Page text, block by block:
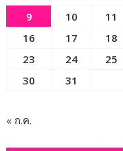
9
10 11
16
17 18
23
24 25
30
31
« ก.ค.